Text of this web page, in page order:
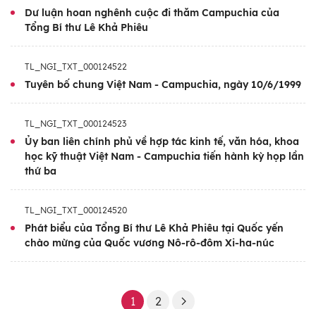
Dư luận hoan nghênh cuộc đi thăm Campuchia của
Tổng Bí thư Lê Khả Phiêu
TL_NGI_TXT_000124522
Tuyên bố chung Việt Nam - Campuchia, ngày 10/6/1999
TL_NGI_TXT_000124523
Ủy ban liên chính phủ về hợp tác kinh tế, văn hóa, khoa
học kỹ thuật Việt Nam - Campuchia tiến hành kỳ họp lần
thứ ba
TL_NGI_TXT_000124520
Phát biểu của Tổng Bí thư Lê Khả Phiêu tại Quốc yến
chào mừng của Quốc vương Nô-rô-đôm Xi-ha-núc
1 2